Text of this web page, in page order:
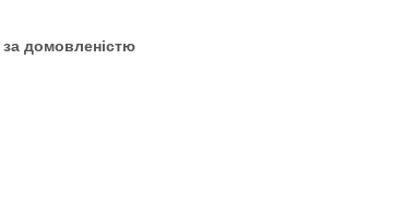
за домовленістю